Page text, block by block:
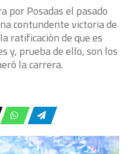
por Posadas el pasado
contundente victoria de
ratificación de que es
y, prueba de ello, son los
la carrera.